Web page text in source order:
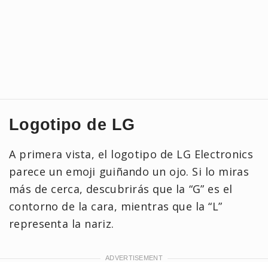
Logotipo de LG
A primera vista, el logotipo de LG Electronics
parece un emoji guiñando un ojo. Si lo miras
más de cerca, descubrirás que la “G” es el
contorno de la cara, mientras que la “L”
representa la nariz.